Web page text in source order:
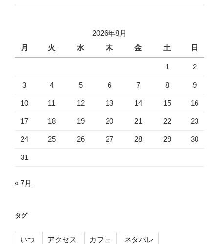
2026年8月
月
火 水 木 金 土 日
1 2
3 4 5 6 7 8 9
10 11 12 13 14 15 16
17 18 19 20 21 22 23
24 25 26 27 28 29 30
31
« 7月
タグ
いつ アクセス カフェ ネタバレ